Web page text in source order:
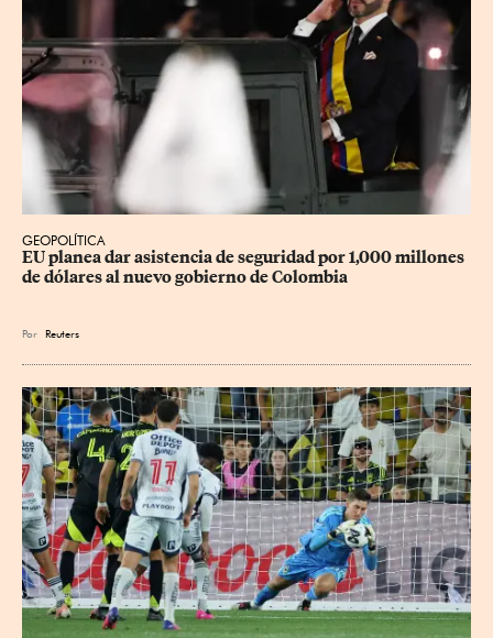
GEOPOLÍTICA
EU planea dar asistencia de seguridad por 1,000 millones
de dólares al nuevo gobierno de Colombia
Por Reuters